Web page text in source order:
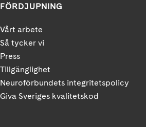
FÖRDJUPNING
Vårt arbete
Så tycker vi
Press
Tillgänglighet
Neuroförbundets integritetspolicy
Giva Sveriges kvalitetskod